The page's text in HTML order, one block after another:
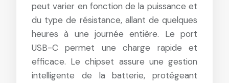
peut varier en fonction de la puissance et
du type de résistance, allant de quelques
heures à une journée entière. Le port
USB-C permet une charge rapide et
efficace. Le chipset assure une gestion
intelligente de la batterie, protégeant